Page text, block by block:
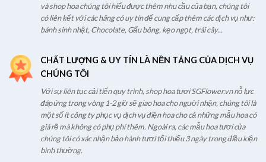
và shop hoa chúng tôi hiểu được thêm nhu cầu của bạn, chúng tôi
có liên kết với các hãng có uy tín để cung cấp thêm các dịch vụ như:
bánh sinh nhật, Chocolate, Gấu bông, kẹo ngọt, trái cây...
CHẤT LƯỢNG & UY TÍN LÀ NỀN TẢNG CỦA DỊCH VỤ
CHÚNG TÔI
Với sự liên tục cải tiến quy trình, shop hoa tươi SGFlower.vn nỗ lực
đáp ứng trong vòng 1-2 giờ sẽ giao hoa cho người nhận, chúng tôi là
một số ít công ty phục vụ dịch vụ điện hoa cho cả những mẫu hoa có
giá rẽ mà không có phụ phí thêm. Ngoài ra, các mẫu hoa tươi của
chúng tôi có xác nhận bảo hành tươi tối thiểu 3 ngày trong điều kiện
bình thường.